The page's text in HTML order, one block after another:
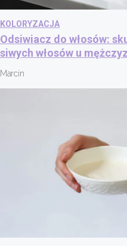
KOLORYZACJA
Odsiwiacz do włosów:
siwych włosów u
Marcin